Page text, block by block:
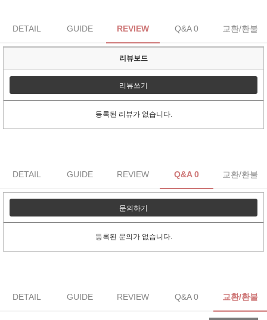
DETAIL GUIDE REVIEW Q&A 0 교환/환불
리뷰보드
리뷰쓰기
등록된 리뷰가 없습니다.
DETAIL GUIDE REVIEW Q&A 0 교환/환불
문의하기
등록된 문의가 없습니다.
DETAIL GUIDE REVIEW Q&A 0 교환/환불